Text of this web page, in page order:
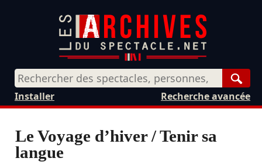
Recherche avancée
Installer
Le Voyage d’hiver / Tenir sa
langue